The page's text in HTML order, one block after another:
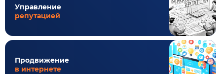
Управление
репутацией
Продвижение
в интернете